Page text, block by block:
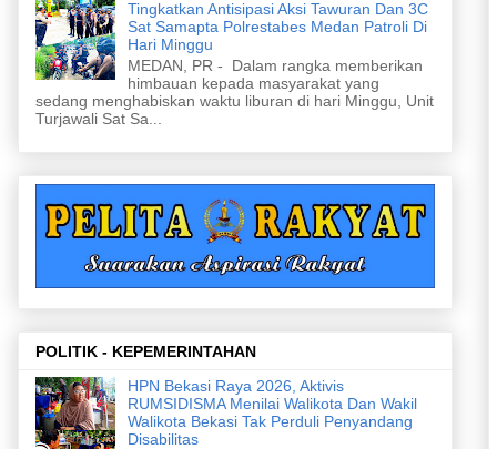
Tingkatkan Antisipasi Aksi Tawuran Dan 3C
Sat Samapta Polrestabes Medan Patroli Di
Hari Minggu
MEDAN, PR - Dalam rangka memberikan
himbauan kepada masyarakat yang
sedang menghabiskan waktu liburan di hari Minggu, Unit
Turjawali Sat Sa...
POLITIK - KEPEMERINTAHAN
HPN Bekasi Raya 2026, Aktivis
RUMSIDISMA Menilai Walikota Dan Wakil
Walikota Bekasi Tak Perduli Penyandang
Disabilitas